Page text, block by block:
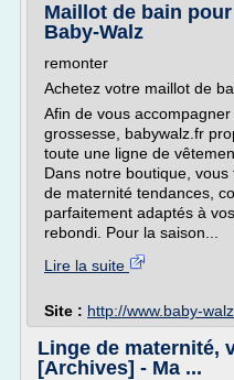
Maillot de bain
Baby-Walz
remonter
Achetez votre maillot de
Afin de vous
grossesse, babywalz.fr
toute une ligne de
Dans notre boutique,
de maternité tendances,
parfaitement adaptés à
rebondi. Pour la saison...
Lire la suite
Site : http://www.baby-
Linge de maternité,
[Archives] - Ma ...